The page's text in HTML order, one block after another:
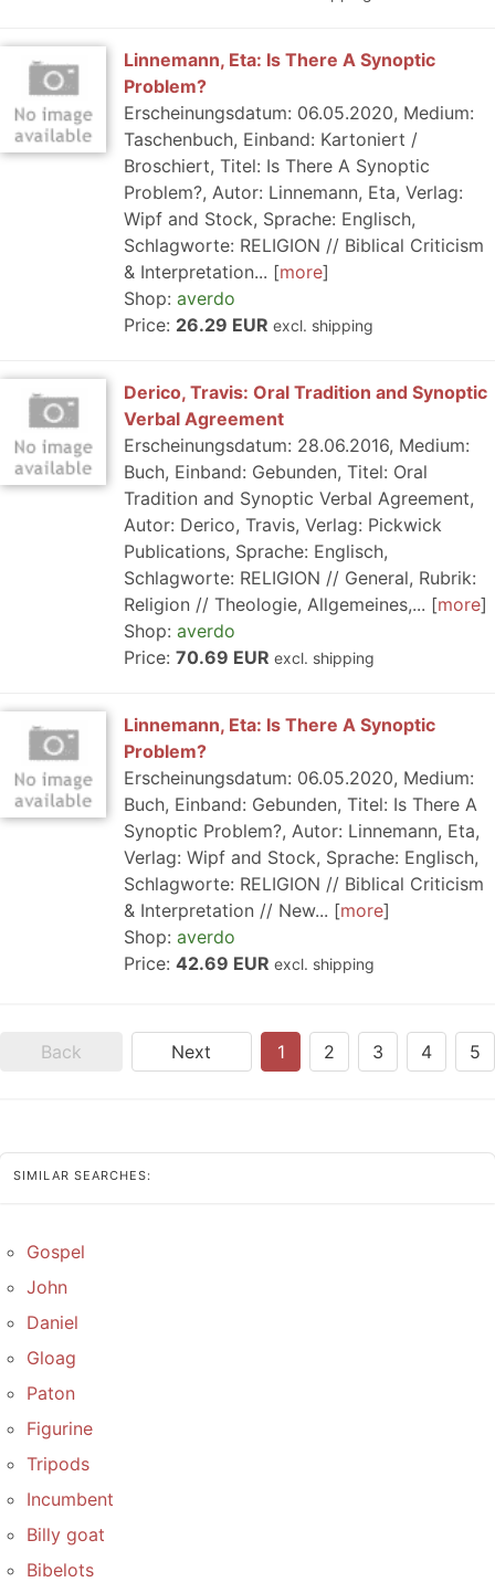
Linnemann, Eta: Is There A Synoptic
Problem?
Erscheinungsdatum: 06.05.2020, Medium:
Taschenbuch, Einband: Kartoniert /
Broschiert, Titel: Is There A Synoptic
Problem?, Autor: Linnemann, Eta, Verlag:
Wipf and Stock, Sprache: Englisch,
Schlagworte: RELIGION // Biblical Criticism
& Interpretation...
more
Shop: averdo
Price: 26.29 EUR excl. shipping
Derico, Travis: Oral Tradition and Synoptic
Verbal Agreement
Erscheinungsdatum: 28.06.2016, Medium:
Buch, Einband: Gebunden, Titel: Oral
Tradition and Synoptic Verbal Agreement,
Autor: Derico, Travis, Verlag: Pickwick
Publications, Sprache: Englisch,
Schlagworte: RELIGION // General, Rubrik:
Religion // Theologie, Allgemeines,...
more
Shop: averdo
Price: 70.69 EUR excl. shipping
Linnemann, Eta: Is There A Synoptic
Problem?
Erscheinungsdatum: 06.05.2020, Medium:
Buch, Einband: Gebunden, Titel: Is There A
Synoptic Problem?, Autor: Linnemann, Eta,
Verlag: Wipf and Stock, Sprache: Englisch,
Schlagworte: RELIGION // Biblical Criticism
& Interpretation // New...
more
Shop: averdo
Price: 42.69 EUR excl. shipping
Back Next 1 2 3 4 5
SIMILAR SEARCHES:
Gospel
John
Daniel
Gloag
Paton
Figurine
Tripods
Incumbent
Billy goat
Bibelots